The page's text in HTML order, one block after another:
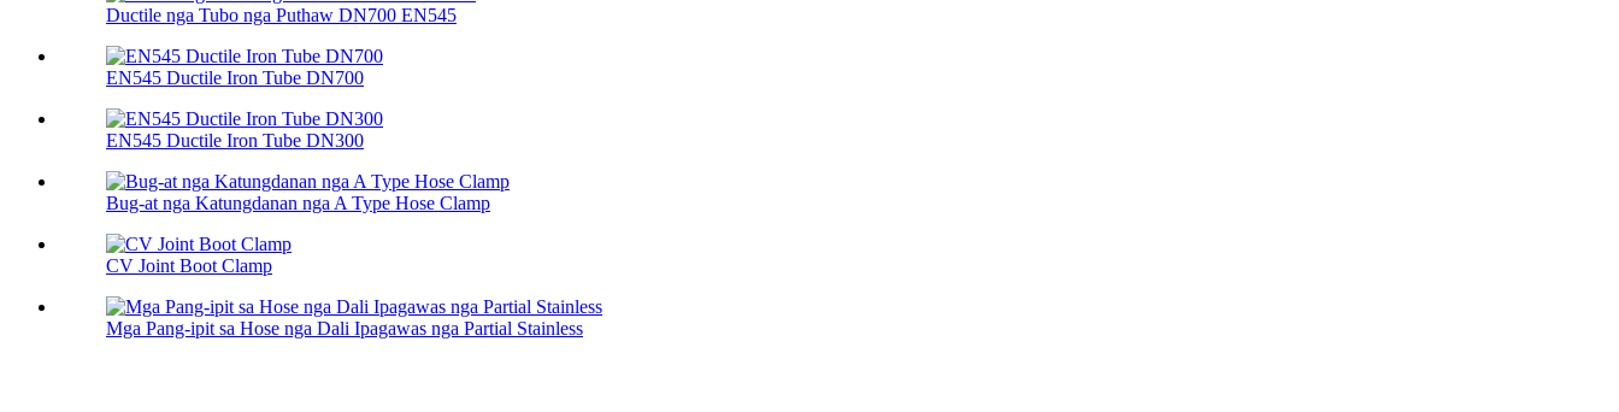
Ductile nga Tubo nga Puthaw DN700 EN545
EN545 Ductile Iron Tube DN700
EN545 Ductile Iron Tube DN300
Bug-at nga Katungdanan nga A Type Hose Clamp
CV Joint Boot Clamp
Mga Pang-ipit sa Hose nga Dali Ipagawas nga Partial Stainless